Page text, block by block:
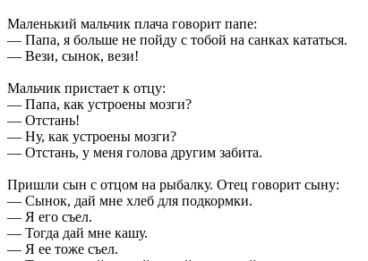
Маленький мальчик плача говорит папе:
— Папа, я больше не пойду с тобой на санках кататься.
— Вези, сынок, вези!
Мальчик пристает к отцу:
— Папа, как устроены мозги?
— Отстань!
— Ну, как устроены мозги?
— Отстань, у меня голова другим забита.
Пришли сын с отцом на рыбалку. Отец говорит сыну:
— Сынок, дай мне хлеб для подкормки.
— Я его съел.
— Тогда дай мне кашу.
— Я ее тоже съел.